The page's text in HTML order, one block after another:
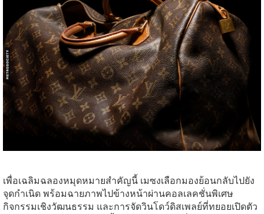
เพื่อเฉลิมฉลองหมุดหมายสำคัญนี้ เมซงเลือกมองย้อนกลับไปยัง
จุดกำเนิด พร้อมฉายภาพไปข้างหน้าผ่านคอลเลคชั่นพิเศษ
กิจกรรมเชิงวัฒนธรรม และการจัดวินโดว์ดิสเพลย์ที่ทยอยเปิดตัว